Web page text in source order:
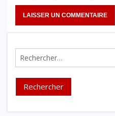
Rechercher :